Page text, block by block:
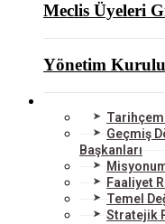
Meclis Üyeleri
Yönetim
Geçmiş
Başkanları
Faaliyet
Temel
Stratejik